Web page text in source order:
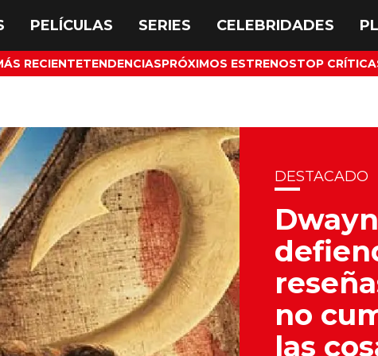
RECIENTETENDENCIASPRÓXIMOS ESTRENOSTOP
DESTACADO
no
las